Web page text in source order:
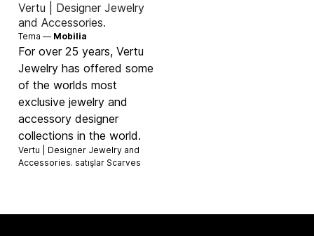
Vertu | Designer Jewelry
and Accessories.
Tema — Mobilia
For over 25 years, Vertu
Jewelry has offered some
of the worlds most
exclusive jewelry and
accessory designer
collections in the world.
Vertu | Designer Jewelry and
Accessories. satışlar Scarves